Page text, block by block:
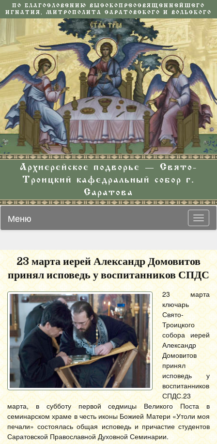
ПО БЛАГОСЛОВЕНИЮ ВЫСОКОПРЕОСВЯЩЕННЕЙШЕГО
ИГНАТИЯ, МИТРОПОЛИТА САРАТОВСКОГО И ВОЛЬСКОГО
Архиерейское подворье — Свято-
Троицкий кафедральный собор г.
Саратова
Меню
23 марта иерей Александр Домовитов
принял исповедь у воспитанников СПДС
23 марта
ключарь
Свято-
Троицкого
собора иерей
Александр
Домовитов
принял
исповедь у
воспитанников
СПДС.23
марта, в субботу первой седмицы Великого Поста в
семинарском храме в честь иконы Божией Матери «Утоли моя
печали» состоялась общая исповедь и причастие студентов
Саратовской Православной Духовной Семинарии.